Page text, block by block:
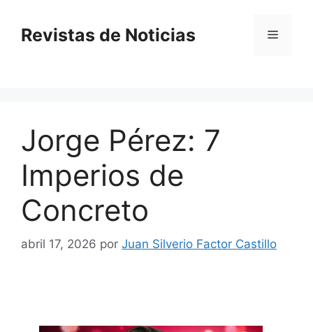
contenido
Revistas de Noticias Menú
Jorge Pérez: 7
Imperios de
Concreto
abril 17, 2026 por Juan Silverio Factor Castillo